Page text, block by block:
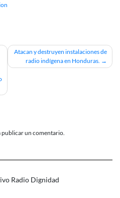
Atacan y destruyen instalaciones de
radio indígena en Honduras.
publicar un comentario.
Radio Dignidad